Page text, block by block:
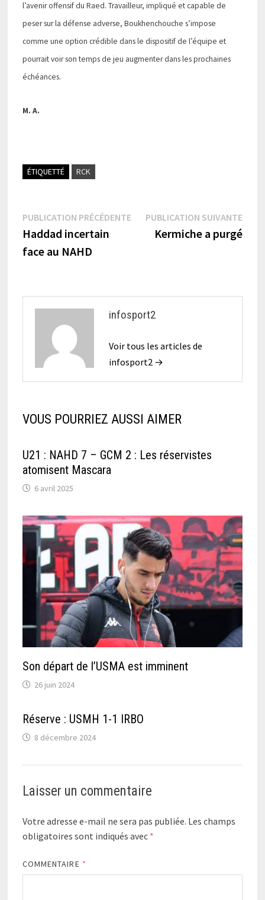
l’avenir offensif du Raed. Travailleur, impliqué et capable de
peser sur la défense adverse, Boukhenchouche s’impose
comme une option crédible dans le dispositif de l’équipe et
pourrait voir son temps de jeu augmenter dans les prochaines
échéances.
M. A.
ÉTIQUETTÉ RCK
Navigation
de
PUBLICATION PRÉCÉDENTEPublication
précédente :
Haddad incertain
face au NAHD
PUBLICATION SUIVANTE
Kermiche a purgé
infosport2
Voir tous les articles de
infosport2 →
VOUS POURRIEZ AUSSI AIMER
U21 : NAHD 7 – GCM 2 : Les réservistes
atomisent Mascara
6 avril 2025
Son départ de l’USMA est imminent
26 juin 2024
Réserve : USMH 1-1 IRBO
8 décembre 2024
Laisser un commentaire
Votre adresse e-mail ne sera pas publiée. Les champs
obligatoires sont indiqués avec *
COMMENTAIRE *